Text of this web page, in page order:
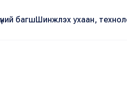
багшШинжлэх ухаан,